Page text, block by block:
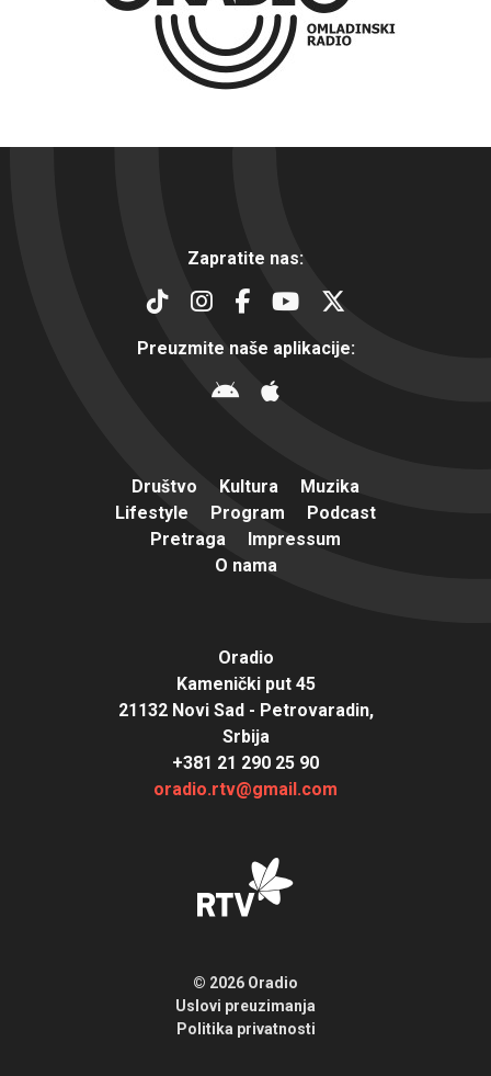
Zapratite nas:
Preuzmite naše aplikacije:
Društvo Kultura
Muzika
Lifestyle
Program
Podcast
Pretraga
Impressum
O nama
Oradio
Kamenički put 45
21132 Novi Sad - Petrovaradin,
Srbija
+381 21 290 25 90
oradio.rtv@gmail.com
© 2026 Oradio
Uslovi preuzimanja
Politika privatnosti